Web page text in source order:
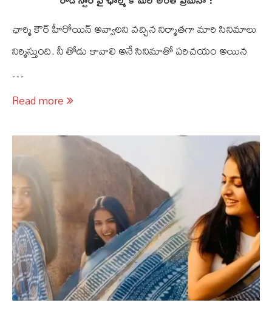
ఛార్మి కౌర్ హీరోయిన్ అవ్వాలని వచ్చిన నిర్మాతగా మారి సినిమాలు
నిర్మిస్తుంది. నీ తోడు కావాలి అనే సినిమాతో పరిచయం అయిన
…
Read more